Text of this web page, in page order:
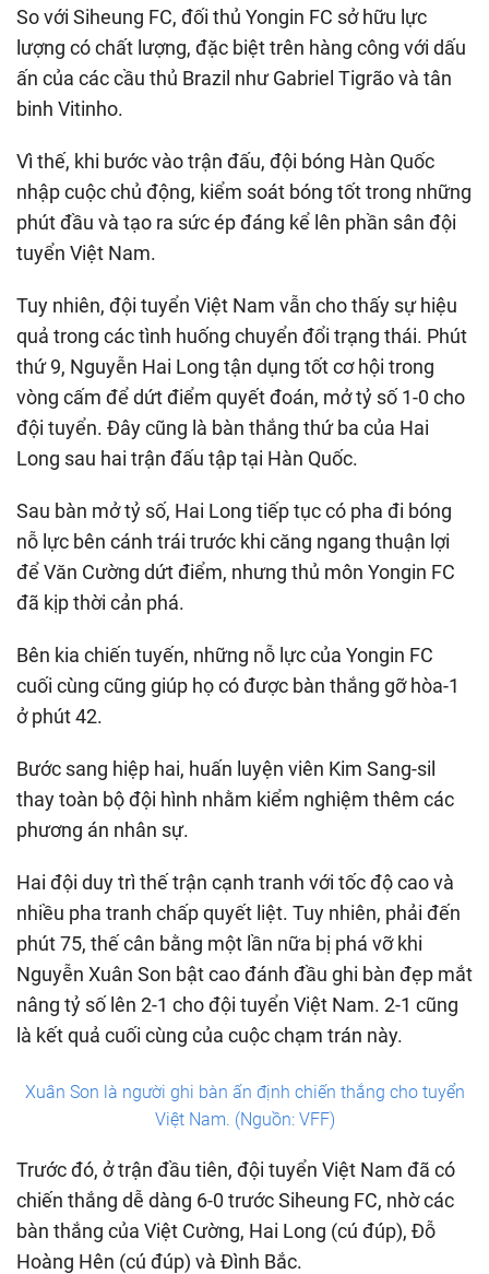
So với Siheung FC, đối thủ Yongin FC sở hữu lực
lượng có chất lượng, đặc biệt trên hàng công với dấu
ấn của các cầu thủ Brazil như Gabriel Tigrão và tân
binh Vitinho.
Vì thế, khi bước vào trận đấu, đội bóng Hàn Quốc
nhập cuộc chủ động, kiểm soát bóng tốt trong những
phút đầu và tạo ra sức ép đáng kể lên phần sân đội
tuyển Việt Nam.
Tuy nhiên, đội tuyển Việt Nam vẫn cho thấy sự hiệu
quả trong các tình huống chuyển đổi trạng thái. Phút
thứ 9, Nguyễn Hai Long tận dụng tốt cơ hội trong
vòng cấm để dứt điểm quyết đoán, mở tỷ số 1-0 cho
đội tuyển. Đây cũng là bàn thắng thứ ba của Hai
Long sau hai trận đấu tập tại Hàn Quốc.
Sau bàn mở tỷ số, Hai Long tiếp tục có pha đi bóng
nỗ lực bên cánh trái trước khi căng ngang thuận lợi
để Văn Cường dứt điểm, nhưng thủ môn Yongin FC
đã kịp thời cản phá.
Bên kia chiến tuyến, những nỗ lực của Yongin FC
cuối cùng cũng giúp họ có được bàn thắng gỡ hòa-1
ở phút 42.
Bước sang hiệp hai, huấn luyện viên Kim Sang-sil
thay toàn bộ đội hình nhằm kiểm nghiệm thêm các
phương án nhân sự.
Hai đội duy trì thế trận cạnh tranh với tốc độ cao và
nhiều pha tranh chấp quyết liệt. Tuy nhiên, phải đến
phút 75, thế cân bằng một lần nữa bị phá vỡ khi
Nguyễn Xuân Son bật cao đánh đầu ghi bàn đẹp mắt
nâng tỷ số lên 2-1 cho đội tuyển Việt Nam. 2-1 cũng
là kết quả cuối cùng của cuộc chạm trán này.
Xuân Son là người ghi bàn ấn định chiến thắng cho tuyển
Việt Nam. (Nguồn: VFF)
Trước đó, ở trận đầu tiên, đội tuyển Việt Nam đã có
chiến thắng dễ dàng 6-0 trước Siheung FC, nhờ các
bàn thắng của Việt Cường, Hai Long (cú đúp), Đỗ
Hoàng Hên (cú đúp) và Đình Bắc.